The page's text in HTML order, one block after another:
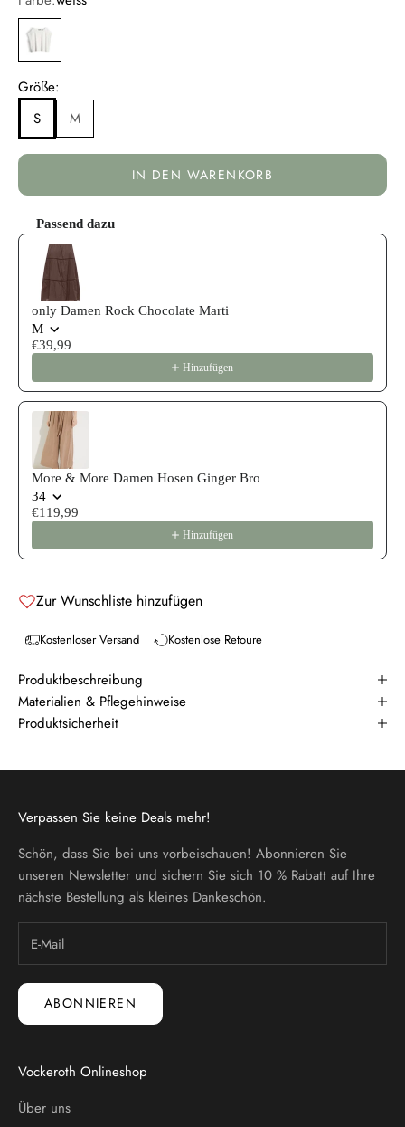
weiss
Größe:
S
M
IN DEN WARENKORB
Passend dazu
Use the Previous and Next buttons to navigate through product
only Damen Rock Chocolate Marti
M
€39,99
Hinzufügen
More & More Damen Hosen Ginger Bro
34
€119,99
Hinzufügen
Zur Wunschliste hinzufügen
Kostenloser Versand Kostenlose Retoure
Produktbeschreibung
Materialien & Pflegehinweise
Produktsicherheit
Verpassen Sie keine Deals mehr!
Schön, dass Sie bei uns vorbeischauen! Abonnieren Sie
unseren Newsletter und sichern Sie sich 10 % Rabatt auf Ihre
nächste Bestellung als kleines Dankeschön.
ABONNIEREN
Vockeroth Onlineshop
Über uns